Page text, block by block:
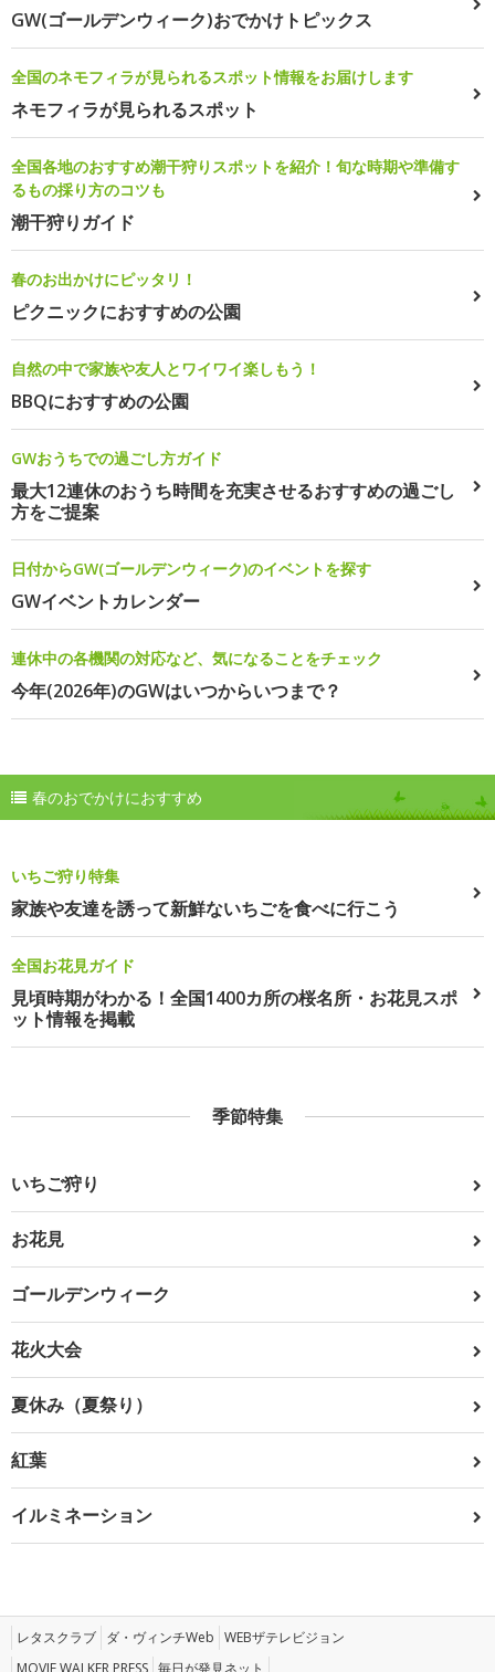
GW(ゴールデンウィーク)おでかけトピックス
全国のネモフィラが見られるスポット情報をお届けします
ネモフィラが見られるスポット
全国各地のおすすめ潮干狩りスポットを紹介！旬な時期や準備す
るもの採り方のコツも
潮干狩りガイド
春のお出かけにピッタリ！
ピクニックにおすすめの公園
自然の中で家族や友人とワイワイ楽しもう！
BBQにおすすめの公園
GWおうちでの過ごし方ガイド
最大12連休のおうち時間を充実させるおすすめの過ごし
方をご提案
日付からGW(ゴールデンウィーク)のイベントを探す
GWイベントカレンダー
連休中の各機関の対応など、気になることをチェック
今年(2026年)のGWはいつからいつまで？
春のおでかけにおすすめ
いちご狩り特集
家族や友達を誘って新鮮ないちごを食べに行こう
全国お花見ガイド
見頃時期がわかる！全国1400カ所の桜名所・お花見スポ
ット情報を掲載
季節特集
いちご狩り
お花見
ゴールデンウィーク
花火大会
夏休み（夏祭り）
紅葉
イルミネーション
レタスクラブ ダ・ヴィンチWeb WEBザテレビジョン
MOVIE WALKER PRESS 毎日が発見ネット